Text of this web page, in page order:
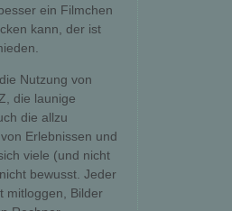
ein Filmchen
kann, der ist
Nutzung von
die launige
die allzu
Erlebnissen und
viele (und nicht
bewusst. Jeder
mitloggen, Bilder